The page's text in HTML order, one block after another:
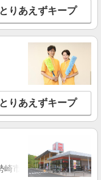
草加南給油所
ン 草加南給油所 埼玉
詳細を見る
所
フ
とりあえずキープ
とりあえずキープ
市・太田市・館林市